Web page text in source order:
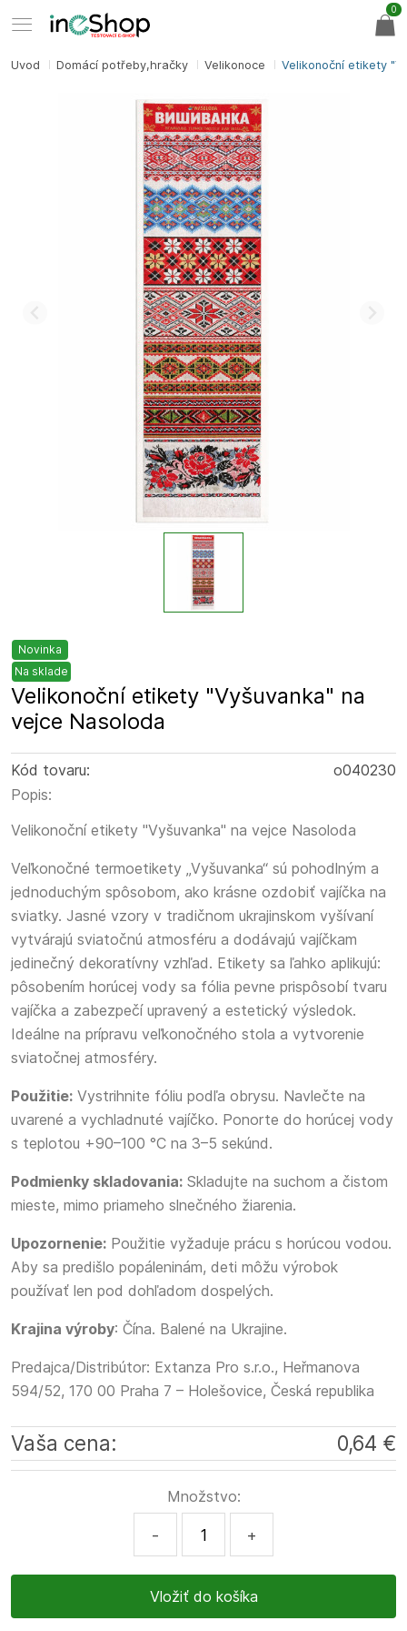
Úvod Domácí potřeby,hračky Velikonoce Velikonoční etikety
Novinka
Na sklade
Velikonoční etikety "Vyšuvanka" na
vejce Nasoloda
Kód tovaru:
o040230
Popis:
Velikonoční etikety "Vyšuvanka" na vejce Nasoloda
Veľkonočné termoetikety „Vyšuvanka“ sú pohodlným a
jednoduchým spôsobom, ako krásne ozdobiť vajíčka na
sviatky. Jasné vzory v tradičnom ukrajinskom vyšívaní
vytvárajú sviatočnú atmosféru a dodávajú vajíčkam
jedinečný dekoratívny vzhľad. Etikety sa ľahko aplikujú:
pôsobením horúcej vody sa fólia pevne prispôsobí tvaru
vajíčka a zabezpečí upravený a estetický výsledok.
Ideálne na prípravu veľkonočného stola a vytvorenie
sviatočnej atmosféry.
Použitie: Vystrihnite fóliu podľa obrysu. Navlečte na
uvarené a vychladnuté vajíčko. Ponorte do horúcej vody
s teplotou +90–100 °C na 3–5 sekúnd.
Podmienky skladovania: Skladujte na suchom a čistom
mieste, mimo priameho slnečného žiarenia.
Upozornenie: Použitie vyžaduje prácu s horúcou vodou.
Aby sa predišlo popáleninám, deti môžu výrobok
používať len pod dohľadom dospelých.
Krajina výroby: Čína. Balené na Ukrajine.
Predajca/Distribútor: Extanza Pro s.r.o., Heřmanova
594/52, 170 00 Praha 7 – Holešovice, Česká republika
Vaša cena: 0,64 €
Množstvo:
- +
0